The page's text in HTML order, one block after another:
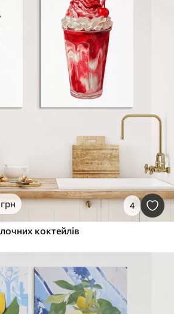
грн 4
коктейлів